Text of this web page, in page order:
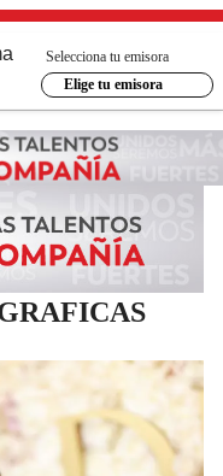
Selecciona tu emisora
Elige tu emisora